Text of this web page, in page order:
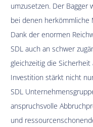
umzusetzen. Der Bagger
bei denen herkömmliche
Dank der enormen
SDL auch an schwer
gleichzeitig die
Investition stärkt nicht
SDL
anspruchsvolle
und